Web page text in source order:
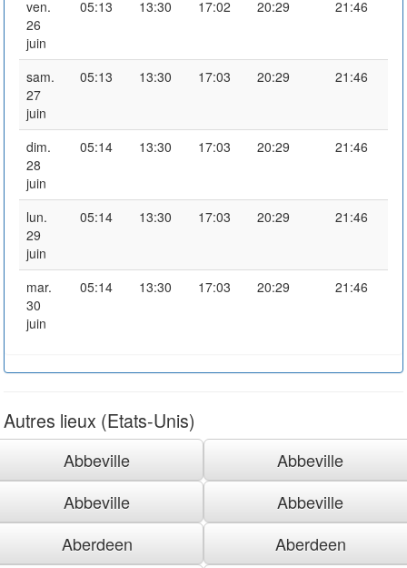
ven.
26
juin
05:13 13:30 17:02 20:29 21:46
sam.
27
juin
05:13 13:30 17:03 20:29 21:46
dim.
28
juin
05:14 13:30 17:03 20:29 21:46
lun.
29
juin
05:14 13:30 17:03 20:29 21:46
mar.
30
juin
05:14 13:30 17:03 20:29 21:46
Autres lieux (Etats-Unis)
Abbeville
Abbeville
Abbeville
Abbeville
Aberdeen
Aberdeen